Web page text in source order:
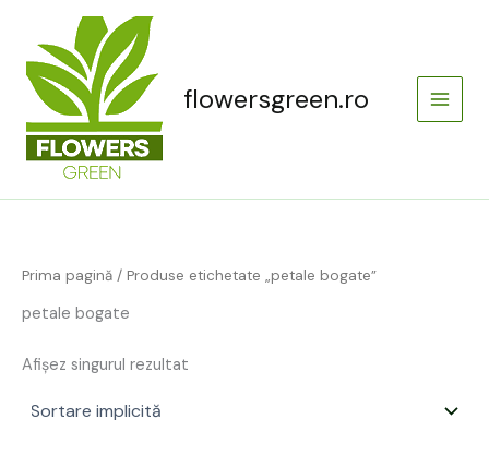
content
flowersgreen.ro
Prima pagină / Produse etichetate „petale bogate”
petale bogate
Afișez singurul rezultat